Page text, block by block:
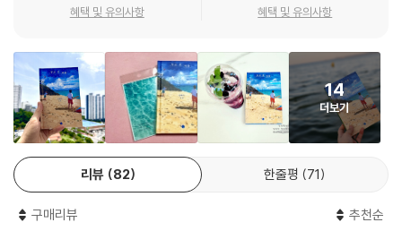
작은 사건으로 어머니와 새아버지가 사년 만에 갈라선 뒤에도 재하는 짧게
나마 모두가 함께였던 그 시절을 가끔씩 돌이킨다. 폭력적이었던 친부와
달리 세심하고 자상했던 새아버지, 곁을 내주지 않는 기하 형을 “백번이고
천번이고 이해할 수 있다고”(60면) 말하던 어머니, “다정을 체화하지도,
자상하려 애쓰지도”(59면) 않던 기하 형. 재하는 “세 사람의 미묘한 표
정”과 “공회전하는 대화”(71면) 속에서 누구에게도 온전히 기대지 못하
고 외로이 지나온 시간을 담담하게 풀어놓는다. “고여 있던 것을 흘려보내
애틋함으로 가득 채운다. 하지만 이 책의 말미에 수록된 작가 인터뷰에서
혜택 및 유의사항 혜택 및 유의사항
14
더보기
리뷰 82 한줄평 71
구매리뷰 추천순